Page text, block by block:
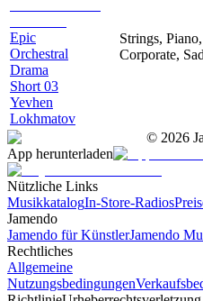
Epic
Orchestral
Drama
Short 03
Yevhen
Lokhmatov
Strings,
Corporate,
© 2026
App herunterladen
Nützliche Links
MusikkatalogIn-Store-Radios
Jamendo
Jamendo für KünstlerJamendo
Rechtliches
Allgemeine
Nutzungsbedingungen